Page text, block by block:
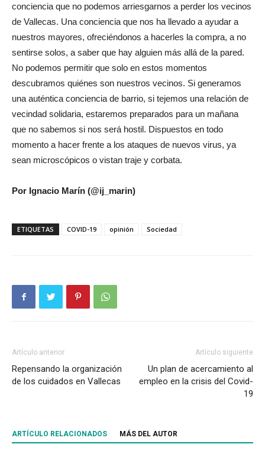
conciencia que no podemos arriesgarnos a perder los vecinos
de Vallecas. Una conciencia que nos ha llevado a ayudar a
nuestros mayores, ofreciéndonos a hacerles la compra, a no
sentirse solos, a saber que hay alguien más allá de la pared.
No podemos permitir que solo en estos momentos
descubramos quiénes son nuestros vecinos. Si generamos
una auténtica conciencia de barrio, si tejemos una relación de
vecindad solidaria, estaremos preparados para un mañana
que no sabemos si nos será hostil. Dispuestos en todo
momento a hacer frente a los ataques de nuevos virus, ya
sean microscópicos o vistan traje y corbata.
Por Ignacio Marín (@ij_marin)
ETIQUETAS COVID-19 opinión Sociedad
Artículo anterior
Repensando la organización
de los cuidados en Vallecas
Artículo siguiente
Un plan de acercamiento al
empleo en la crisis del Covid-
19
ARTÍCULO RELACIONADOS MÁS DEL AUTOR